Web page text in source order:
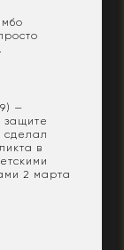
—
защите
сделал
в
2 марта